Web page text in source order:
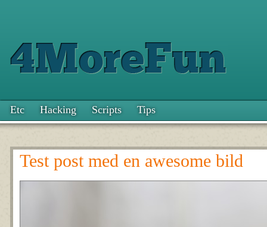
Etc Hacking Scripts Tips
Test post med en awesome bild